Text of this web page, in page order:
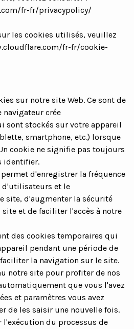
fr-fr/privacypolicy/
les cookies utilisés, veuillez
fr-fr/cookie-
sur notre site Web. Ce sont de
crée
sont stockés sur votre appareil
smartphone, etc.) lorsque
cookie ne signifie pas toujours
identifier.
d'enregistrer la fréquence
et le
site, d'augmenter la sécurité
et de faciliter l'accès à notre
des cookies temporaires qui
pendant une période de
la navigation sur le site.
notre site pour profiter de nos
que vous l'avez
et paramètres vous avez
de les saisir une nouvelle fois.
l'exécution du processus de